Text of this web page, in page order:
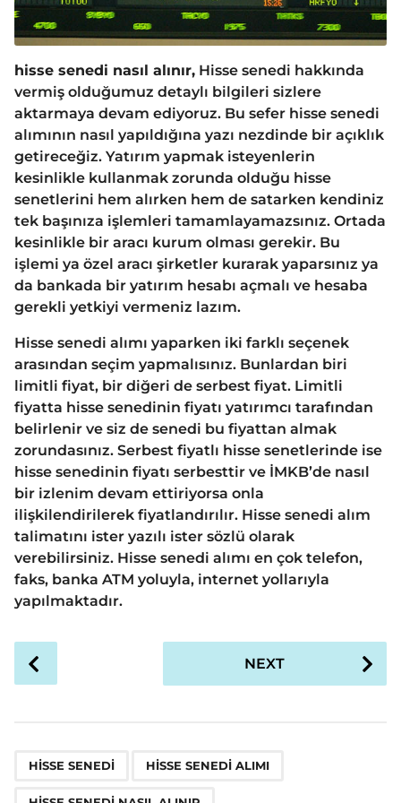
hisse senedi nasıl alınır, Hisse senedi hakkında
vermiş olduğumuz detaylı bilgileri sizlere
aktarmaya devam ediyoruz. Bu sefer hisse senedi
alımının nasıl yapıldığına yazı nezdinde bir açıklık
getireceğiz. Yatırım yapmak isteyenlerin
kesinlikle kullanmak zorunda olduğu hisse
senetlerini hem alırken hem de satarken kendiniz
tek başınıza işlemleri tamamlayamazsınız. Ortada
kesinlikle bir aracı kurum olması gerekir. Bu
işlemi ya özel aracı şirketler kurarak yaparsınız ya
da bankada bir yatırım hesabı açmalı ve hesaba
gerekli yetkiyi vermeniz lazım.
Hisse senedi alımı yaparken iki farklı seçenek
arasından seçim yapmalısınız. Bunlardan biri
limitli fiyat, bir diğeri de serbest fiyat. Limitli
fiyatta hisse senedinin fiyatı yatırımcı tarafından
belirlenir ve siz de senedi bu fiyattan almak
zorundasınız. Serbest fiyatlı hisse senetlerinde ise
hisse senedinin fiyatı serbesttir ve İMKB’de nasıl
bir izlenim devam ettiriyorsa onla
ilişkilendirilerek fiyatlandırılır. Hisse senedi alım
talimatını ister yazılı ister sözlü olarak
verebilirsiniz. Hisse senedi alımı en çok telefon,
faks, banka ATM yoluyla, internet yollarıyla
yapılmaktadır.
NEXT
HISSE SENEDI HISSE SENEDI ALIMI